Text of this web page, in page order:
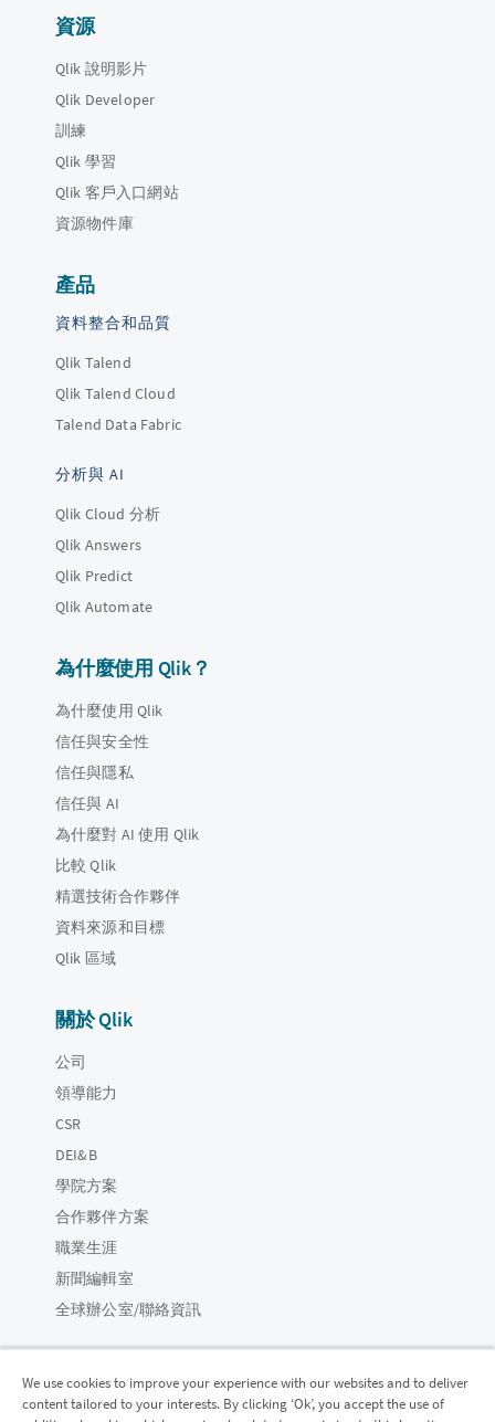
資源
Qlik 說明影片
Qlik Developer
訓練
Qlik 學習
Qlik 客戶入口網站
資源物件庫
產品
資料整合和品質
Qlik Talend
Qlik Talend Cloud
Talend Data Fabric
分析與 AI
Qlik Cloud 分析
Qlik Answers
Qlik Predict
Qlik Automate
為什麼使用 Qlik？
為什麼使用 Qlik
信任與安全性
信任與隱私
信任與 AI
為什麼對 AI 使用 Qlik
比較 Qlik
精選技術合作夥伴
資料來源和目標
Qlik 區域
關於 Qlik
公司
領導能力
CSR
DEI&B
學院方案
合作夥伴方案
職業生涯
新聞編輯室
全球辦公室/聯絡資訊
We use cookies to improve your experience with our websites and to deliver
content tailored to your interests. By clicking ‘Ok’, you accept the use of